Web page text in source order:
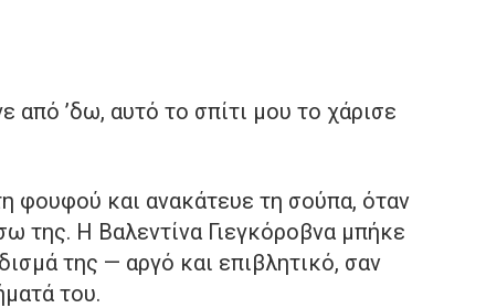
’δω, αυτό το σπίτι μου το χάρισε
φουφού και ανακάτευε τη σούπα, όταν
της. Η Βαλεντίνα Γιεγκόροβνα μπήκε
της — αργό και επιβλητικό, σαν
του.